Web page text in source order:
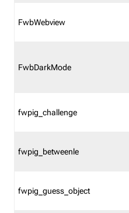
FwbWebview
FwbDarkMode
fwpig_challenge
fwpig_betweenle
fwpig_guess_object